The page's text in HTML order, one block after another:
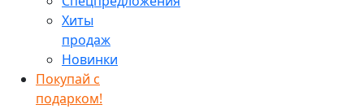
Хиты
продаж
Новинки
Покупай с
подарком!